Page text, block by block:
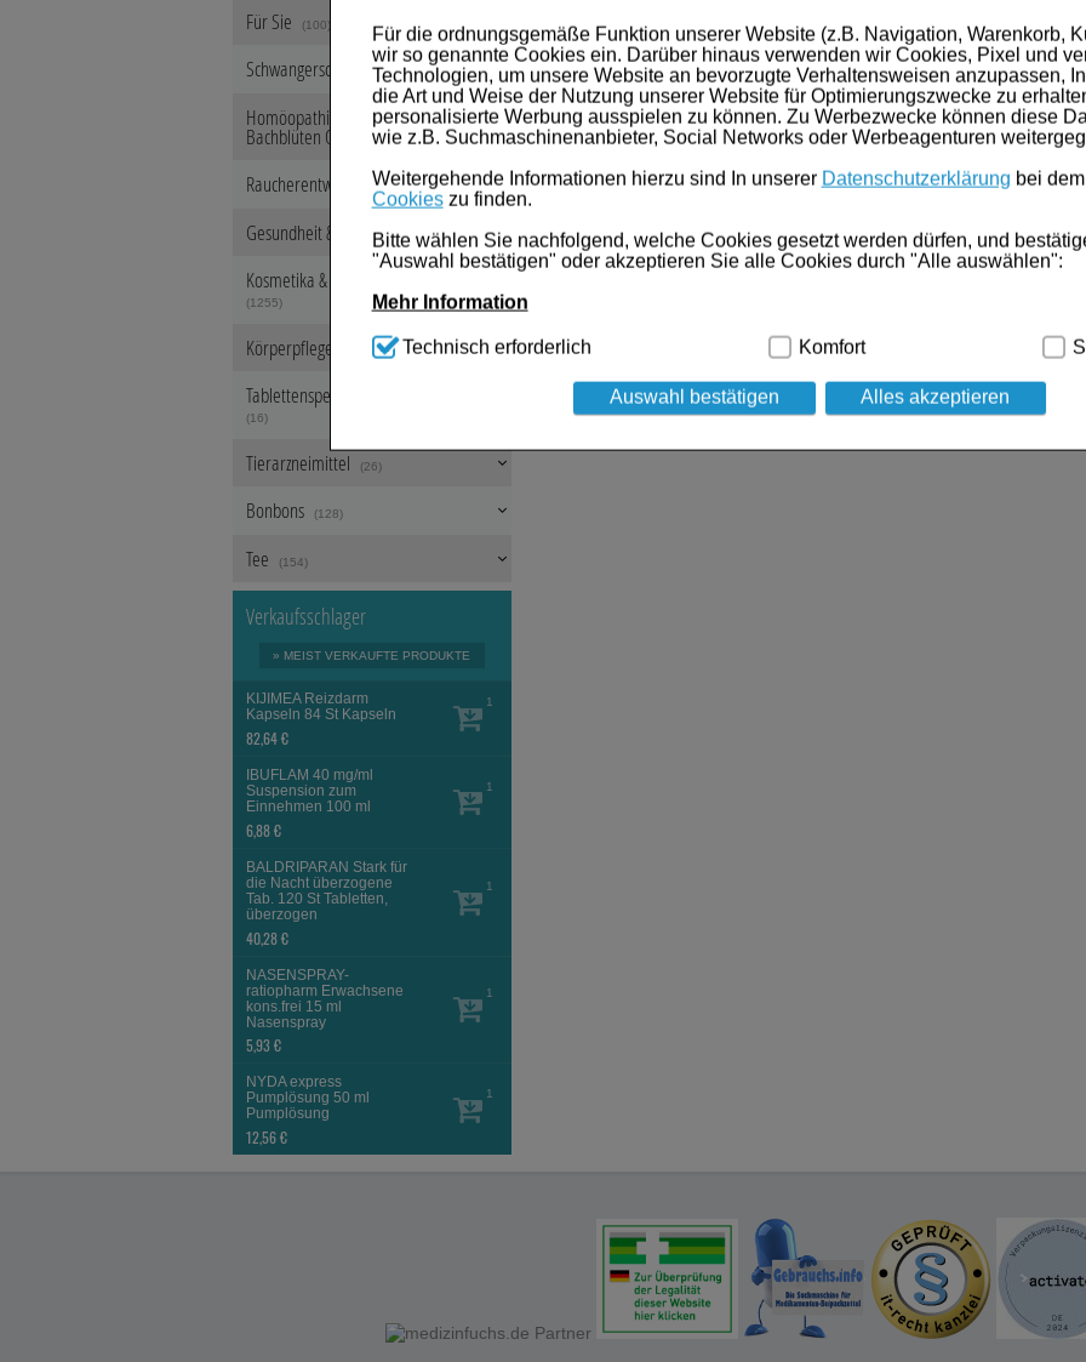
Für die ordnungsgemäße Funktion unserer Website (z.B. Navigation, Warenkorb,
wir so genannte Cookies ein. Darüber hinaus verwenden wir Cookies, Pixel und
Technologien, um unsere Website an bevorzugte Verhaltensweisen anzupassen,
die Art und Weise der Nutzung unserer Website für Optimierungszwecke zu
personalisierte Werbung ausspielen zu können. Zu Werbezwecke können diese
wie z.B. Suchmaschinenanbieter, Social Networks oder Werbeagenturen
Weitergehende Informationen hierzu sind In unserer Datenschutzerklärung bei
Cookieszu finden.
Bitte wählen Sie nachfolgend, welche Cookies gesetzt werden dürfen, und
"Auswahl bestätigen" oder akzeptieren Sie alle Cookies durch "Alle auswählen":
Mehr Information
Technisch Notwendig:Hierbei handelt es sich um Cookies, die für die
Website notwendig sind (z.B. Navigation, Warenkorb, Kundenkonto), weshalb auf
beispielsweise für die Wiedererkennung des Besuchers oder unsere Seite an
Verhaltensweisen (z.B. Spracheinstellung) anzupassen. Komfort-Cookies
beachten Sie, dass Daten hierfür teilweise an Dritte wie z.B. Google oder soziale
Technisch erforderlich Komfort
Auswahl bestätigen Alles akzeptieren
Für Sie (100)
Schwangerschaft & Stillzeit (218)
Homöopathie, Schüsslersalze &
Bachblüten Original (8107)
Raucherentwöhnung (63)
Gesundheit & Fitness (1496)
Kosmetika & Parfümerieartikel
(1255)
Körperpflege
Tablettenspender & Tablettenteiler
(16)
Tierarzneimittel (26)
Bonbons (128)
Tee (154)
Verkaufsschlager
» MEIST VERKAUFTE PRODUKTE
KIJIMEA Reizdarm
Kapseln84 St Kapseln
82,64 €
1
IBUFLAM 40 mg/ml
Suspension zum
Einnehmen 100 ml
6,88 €
1
BALDRIPARAN Stark für
die Nacht überzogene
Tab. 120 StTabletten,
überzogen
40,28 €
1
NASENSPRAY-
ratiopharm Erwachsene
kons.frei 15 ml
Nasenspray
5,93 €
1
NYDA express
Pumplösung50 ml
Pumplösung
12,56 €
1